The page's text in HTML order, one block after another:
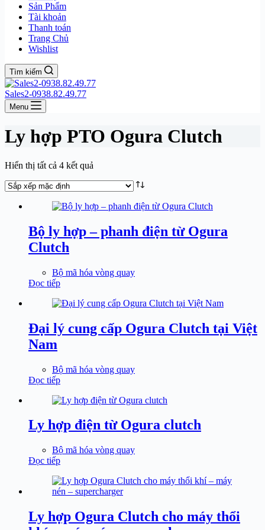
Sản Phẩm
Tài khoản
Thanh toán
Trang Chủ
Wishlist
Tìm kiếm
Sales2-0938.82.49.77
Menu
Ly hợp PTO Ogura Clutch
Hiển thị tất cả 4 kết quả
Bộ ly hợp – phanh điện từ Ogura
Clutch
Bộ mã hóa vòng quay
Đọc tiếp
Đại lý cung cấp Ogura Clutch tại Việt
Nam
Bộ mã hóa vòng quay
Đọc tiếp
Ly hợp điện từ Ogura clutch
Bộ mã hóa vòng quay
Đọc tiếp
Ly hợp Ogura Clutch cho máy thổi